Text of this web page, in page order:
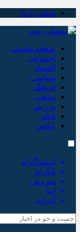
تماس با ما
صفحه نخست
اجتماعی
اقتصاد
سیاسی
فرهنگ
مذهبی
ورزش
فیلم
عکس
اینستاگرام
تلگرام
سروش
ایتا
آپارات